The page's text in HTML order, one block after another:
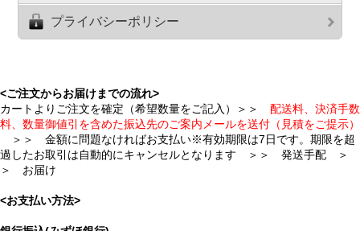
プライバシーポリシー
<ご注文からお届けまでの流れ>
カートよりご注文を確定（希望数量をご記入）＞＞ 配送料、決済手数
料、数量御値引を含めた振込先のご案内メールを送付（見積をご提示）
＞＞ 金額に問題なければお支払い※有効期限は7日です。期限を超
過したお取引は自動的にキャンセルとなります ＞＞ 発送手配 ＞
＞ お届け
<お支払い方法>